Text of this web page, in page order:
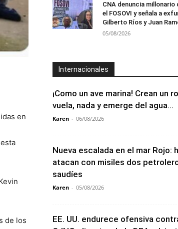
en
de los
CNA denuncia
el FOSOVI y señala a
Gilberto Ríos y Juan
05/08/2026
Internacionales
¡Como un ave marina! Crean un
vuela, nada y emerge del agua...
Karen - 06/08/2026
Nueva escalada en el mar Rojo:
atacan con misiles dos
saudíes
Karen - 05/08/2026
EE. UU. endurece ofensiva